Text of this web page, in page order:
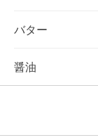
バター
醤油